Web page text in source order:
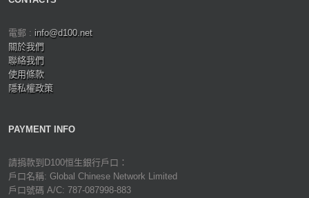
電郵 : info@d100.net
關於我們
聯絡我們
使用條款
隱私權政策
PAYMENT INFO
請捐款到D100恒生銀行戶口：
戶口名稱: Global Chinese Network Limited
戶口號碼 A/C: 787-087998-883